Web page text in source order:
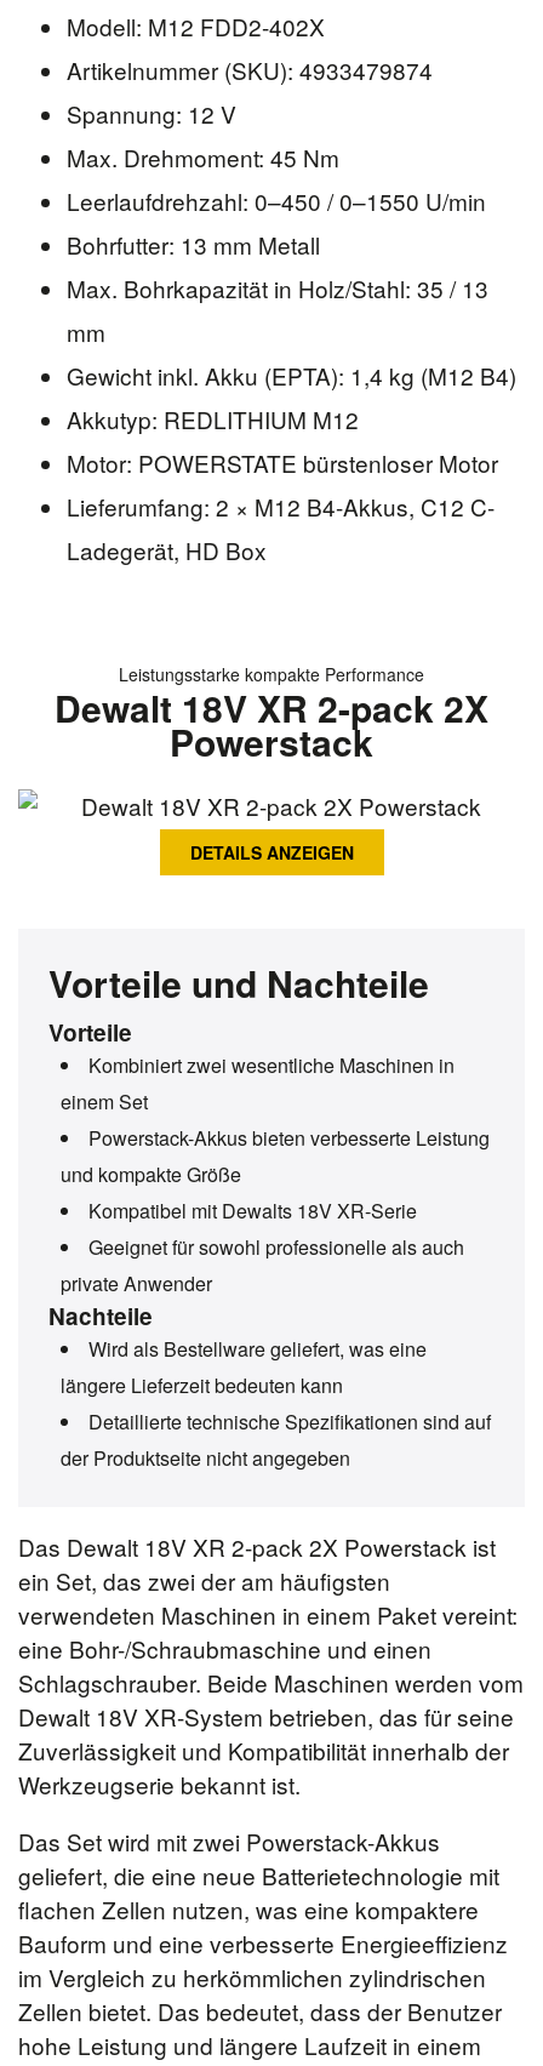
Modell: M12 FDD2-402X
Artikelnummer (SKU): 4933479874
Spannung: 12 V
Max. Drehmoment: 45 Nm
Leerlaufdrehzahl: 0–450 / 0–1550 U/min
Bohrfutter: 13 mm Metall
Max. Bohrkapazität in Holz/Stahl: 35 / 13
mm
Gewicht inkl. Akku (EPTA): 1,4 kg (M12 B4)
Akkutyp: REDLITHIUM M12
Motor: POWERSTATE bürstenloser Motor
Lieferumfang: 2 × M12 B4-Akkus, C12 C-
Ladegerät, HD Box
Leistungsstarke kompakte Performance
Dewalt 18V XR 2-pack 2X
Powerstack
Das Dewalt 18V XR 2-pack 2X Powerstack ist
ein Set, das zwei der am häufigsten
verwendeten Maschinen in einem Paket vereint:
eine Bohr-/Schraubmaschine und einen
Schlagschrauber. Beide Maschinen werden vom
Dewalt 18V XR-System betrieben, das für seine
Zuverlässigkeit und Kompatibilität innerhalb der
Werkzeugserie bekannt ist.
Das Set wird mit zwei Powerstack-Akkus
geliefert, die eine neue Batterietechnologie mit
flachen Zellen nutzen, was eine kompaktere
Bauform und eine verbesserte Energieeffizienz
im Vergleich zu herkömmlichen zylindrischen
Zellen bietet. Das bedeutet, dass der Benutzer
hohe Leistung und längere Laufzeit in einem
Vorteile und Nachteile
Vorteile
Kombiniert zwei wesentliche Maschinen in
einem Set
Powerstack-Akkus bieten verbesserte Leistung
und kompakte Größe
Kompatibel mit Dewalts 18V XR-Serie
Geeignet für sowohl professionelle als auch
private Anwender
Nachteile
Wird als Bestellware geliefert, was eine
längere Lieferzeit bedeuten kann
Detaillierte technische Spezifikationen sind auf
der Produktseite nicht angegeben
DETAILS ANZEIGEN